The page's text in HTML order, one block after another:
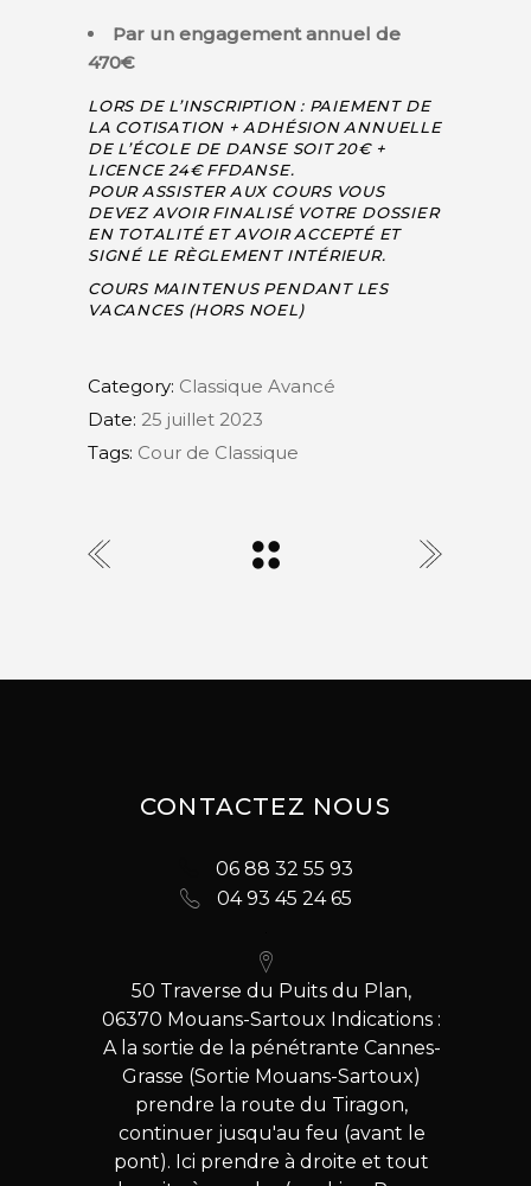
Par un engagement annuel de
470€
LORS DE L’INSCRIPTION : PAIEMENT DE
LA COTISATION + ADHÉSION ANNUELLE
DE L’ÉCOLE DE DANSE SOIT 20€ +
LICENCE 24€ FFDANSE.
POUR ASSISTER AUX COURS VOUS
DEVEZ AVOIR FINALISÉ VOTRE DOSSIER
EN TOTALITÉ ET AVOIR ACCEPTÉ ET
SIGNÉ LE RÈGLEMENT INTÉRIEUR.
COURS MAINTENUS PENDANT LES
VACANCES (HORS NOEL)
Category: Classique Avancé
Date: 25 juillet 2023
Tags: Cour de Classique
CONTACTEZ NOUS
06 88 32 55 93
04 93 45 24 65
50 Traverse du Puits du Plan,
06370 Mouans-Sartoux Indications :
A la sortie de la pénétrante Cannes-
Grasse (Sortie Mouans-Sartoux)
prendre la route du Tiragon,
continuer jusqu'au feu (avant le
pont). Ici prendre à droite et tout